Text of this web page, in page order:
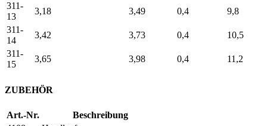
311-
13
3,18 3,49 0,4
9,8
311-
14
3,42 3,73 0,4
10,5
311-
15
3,65 3,98 0,4 11,2
ZUBEHÖR
Art.-Nr.
Beschreibung